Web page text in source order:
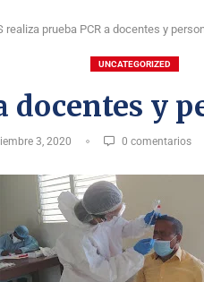
realiza prueba PCR a docentes y
UNCATEGORIZED
docentes y
3, 2020 0 comentarios